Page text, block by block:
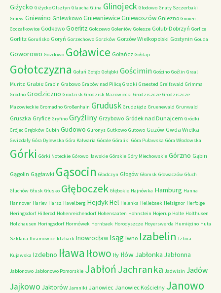
Giżycko Giżycko Olsztyn Glaucha Glina Glinojeck Glodowo Gnaty Szczerbaki
Gniew Gniewino Gniewkowo GniewniewiceGniewoszów Gniezno Gnoien
Goczałkowice Godkowo Goerlitz Golczewo Goleniów Golesze Golub-Dobrzyń Gorlice
Gorlitz Goruńsko Goryń Gorzechowo Gorzków Gorzów Wielkopolski Gostynin Gouda
Goworowo Gozdowo Goławice Gołańcz Gołdap
Gołotczyzna Gołuń Gołąb Gołąbki Gościmin Gościno Goźlin Graal
Muritz Grabie Grabin Grabowo Grabów nad Pilicą Gradki Graested Greifswald Grimma
Grodno Grodziczno Grodzisk Grodzisk Mazowiecki Grodziszcze Grodziszcze
Mazowieckie Gromadno Großenhain Grudusk Grudziądz Gruenewald Grunwald
Gruszka Gryfice Gryfino Gryźliny Grzybowo Gródek nad Dunajcem Gródki
Grójec Grębków Gubin Gudowo Guronys Gutkowo Gutowo Guzów Gwda Wielka
Gwizdały Góra Dylewska Góra Kalwaria Górale Góraliki Góra Puławska Góra Włodowska
Górki Górki Noteckie Górowo Iławskie Górskie Góry Miechowskie Górzno Gąbin
Gągolin Gągławki Gąsocin Gładczyn Głogów Głomsk Głowaczów Głuch
Głuchów Głusk Głusko Głęboczek Głębokie Hajnówka Hamburg Hanna
Hannover Harlev Harsz Havelberg HejdykHel Helenka Hellebaek Helsignor Herfolge
Heringsdorf Hillerod Hohenreichendorf Hohensaaten Hohnstein Hojerup Holte Holthusen
Holzhausen Horingsdorf Hormówek Hornbaek Horodyszcze Hoyerswerda Humięcino Huta
Szklana Ibramowice Idzbark Inowrocław Isąg Iwno Izabelin Izbica
Kujawska Izdebno Iława Iłowo Iły Iłów Jabłonka Jabłonna
Jabłonowo Jabłonowo Pomorskie JabłońJachranka Jadwisin Jadów
Jajkowo Jaktorów Jamniki Janowiec Janowiec Kościelny Janowo